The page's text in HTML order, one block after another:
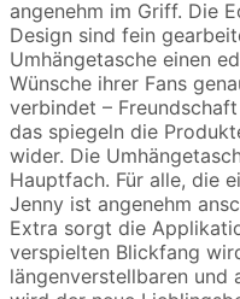
angenehm im Griff. Die
Design sind fein
Umhängetasche einen
Wünsche ihrer Fans
verbindet –
das spiegeln die
wider. Die
Hauptfach. Für alle, die
Jenny ist angenehm
Extra sorgt die
verspielten Blickfang
längenverstellbaren und